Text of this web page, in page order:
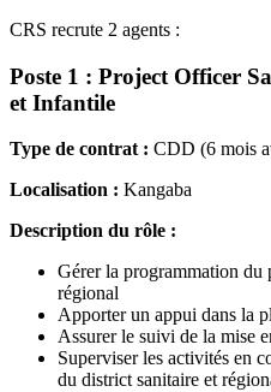
CRS recrute 2 agents :
Poste 1 : Project Officer
et Infantile
Type de contrat : CDD (6 mois
Localisation : Kangaba
Description du rôle :
Gérer la programmation
régional
Apporter un appui dans la
Assurer le suivi de la mise
Superviser les activités en
du district sanitaire et